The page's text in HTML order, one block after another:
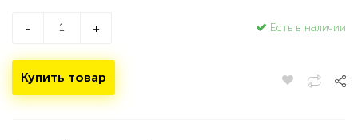
- + Есть в наличии
Купить товар